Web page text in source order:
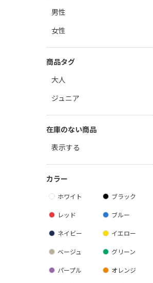
男性
女性
商品タグ
大人
ジュニア
在庫のない商品
表示する
カラー
ホワイト ブラック
レッド ブルー
ネイビー イエロー
ベージュ グリーン
パープル オレンジ